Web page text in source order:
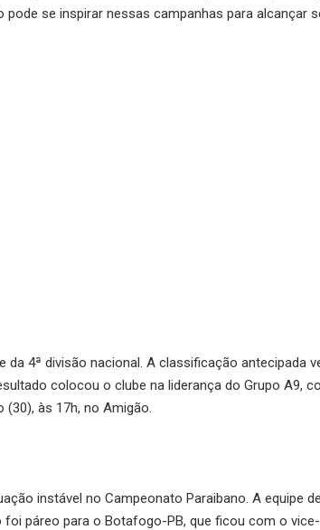
se inspirar nessas campanhas para alcançar
da 4ª divisão nacional. A classificação antecipada
colocou o clube na liderança do Grupo A9,
às 17h, no Amigão.
instável no Campeonato Paraibano. A equipe
páreo para o Botafogo-PB, que ficou com o